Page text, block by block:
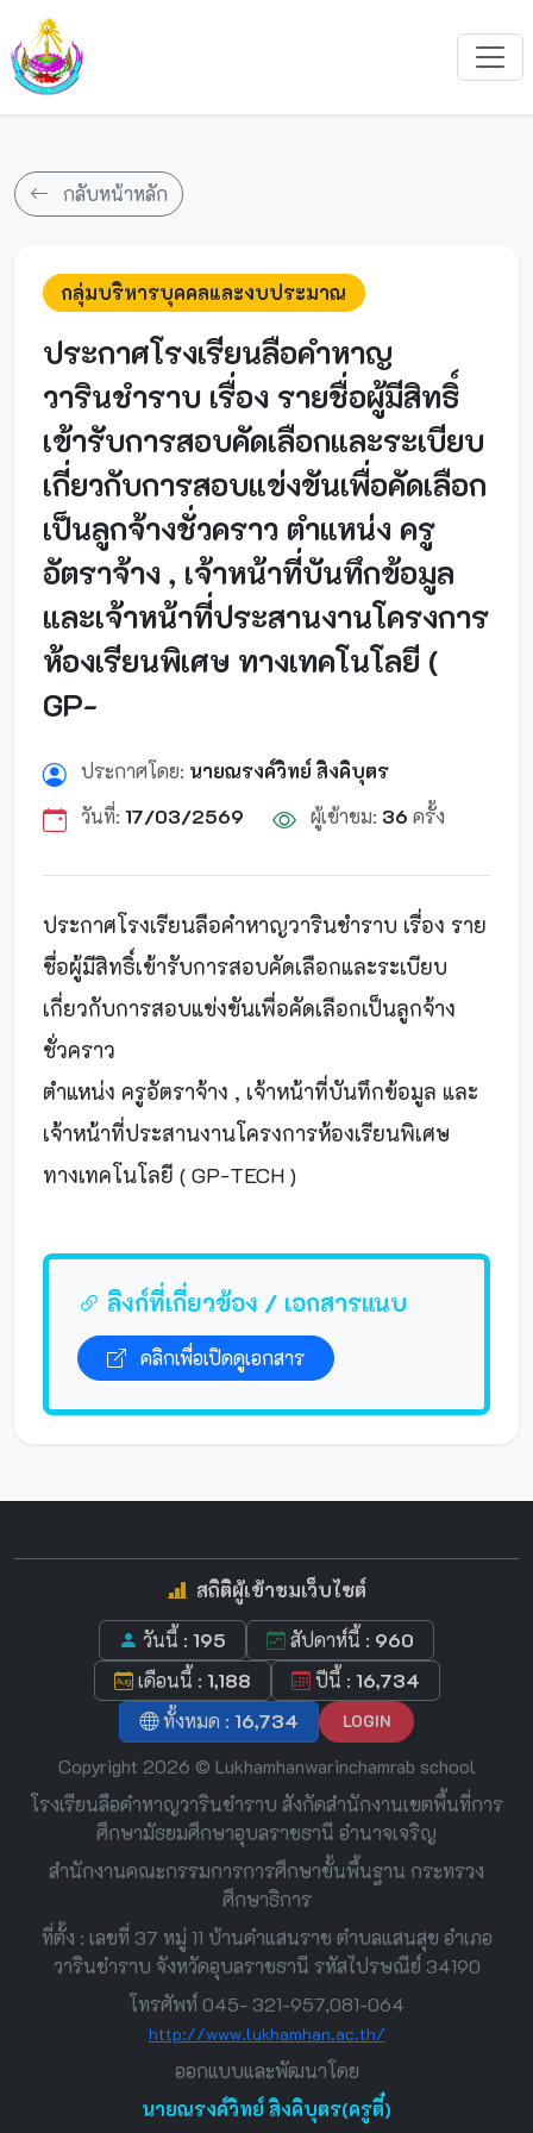
กลับหน้าหลัก
กลุ่มบริหารบุคคลและงบประมาณ
ประกาศโรงเรียนลือคำหาญ
วารินชำราบ เรื่อง รายชื่อผู้มีสิทธิ์
เข้ารับการสอบคัดเลือกและระเบียบ
เกี่ยวกับการสอบแข่งขันเพื่อคัดเลือก
เป็นลูกจ้างชั่วคราว ตำแหน่ง ครู
อัตราจ้าง , เจ้าหน้าที่บันทึกข้อมูล
และเจ้าหน้าที่ประสานงานโครงการ
ห้องเรียนพิเศษ ทางเทคโนโลยี (
GP-
ประกาศโดย: นายณรงค์วิทย์ สิงคิบุตร
วันที่: 17/03/2569 ผู้เข้าชม: 36 ครั้ง
ประกาศโรงเรียนลือคำหาญวารินชำราบ เรื่อง ราย
ชื่อผู้มีสิทธิ์เข้ารับการสอบคัดเลือกและระเบียบ
เกี่ยวกับการสอบแข่งขันเพื่อคัดเลือกเป็นลูกจ้าง
ชั่วคราว
ตำแหน่ง ครูอัตราจ้าง , เจ้าหน้าที่บันทึกข้อมูล และ
เจ้าหน้าที่ประสานงานโครงการห้องเรียนพิเศษ
ทางเทคโนโลยี ( GP-TECH )
ลิงก์ที่เกี่ยวข้อง / เอกสารแนบ
คลิกเพื่อเปิดดูเอกสาร
สถิติผู้เข้าชมเว็บไซต์
วันนี้ : 195 สัปดาห์นี้ : 960
เดือนนี้ : 1,188 ปีนี้ : 16,734
ทั้งหมด : 16,734 LOGIN
Copyright 2026 © Lukhamhanwarinchamrab school
โรงเรียนลือคำหาญวารินชำราบ สังกัดสำนักงานเขตพื้นที่การ
ศึกษามัธยมศึกษาอุบลราชธานี อำนาจเจริญ
สำนักงานคณะกรรมการการศึกษาขั้นพื้นฐาน กระทรวง
ศึกษาธิการ
ที่ตั้ง : เลขที่ 37 หมู่ 11 บ้านคำแสนราช ตำบลแสนสุข อำเภอ
วารินชำราบ จังหวัดอุบลราชธานี รหัสไปรษณีย์ 34190
โทรศัพท์ 045- 321-957,081-064
http://www.lukhamhan.ac.th/
ออกแบบและพัฒนาโดย
นายณรงค์วิทย์ สิงคิบุตร(ครูตี๋)